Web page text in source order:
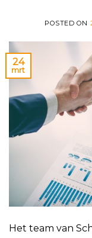
POSTED ON
24
mrt
Het team van